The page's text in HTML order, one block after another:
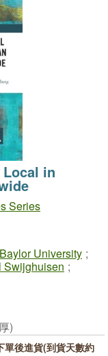
in
Series
University ;
Swijghuisen ;
)
單後進貨(到貨天數約